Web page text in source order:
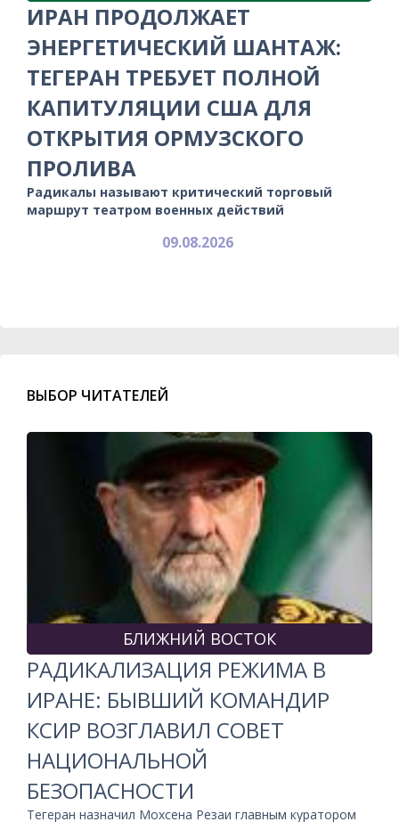
ИРАН ПРОДОЛЖАЕТ
ЭНЕРГЕТИЧЕСКИЙ ШАНТАЖ:
ТЕГЕРАН ТРЕБУЕТ ПОЛНОЙ
КАПИТУЛЯЦИИ США ДЛЯ
ОТКРЫТИЯ ОРМУЗСКОГО
ПРОЛИВА
Радикалы называют критический торговый
маршрут театром военных действий
09.08.2026
ВЫБОР ЧИТАТЕЛЕЙ
БЛИЖНИЙ ВОСТОК
РАДИКАЛИЗАЦИЯ РЕЖИМА В
ИРАНЕ: БЫВШИЙ КОМАНДИР
КСИР ВОЗГЛАВИЛ СОВЕТ
НАЦИОНАЛЬНОЙ
БЕЗОПАСНОСТИ
Тегеран назначил Мохсена Резаи главным куратором